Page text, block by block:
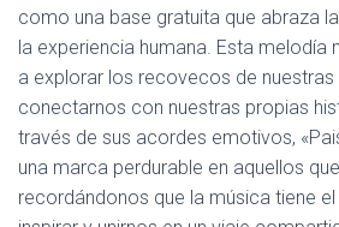
como una base gratuita que abraza
la experiencia humana. Esta melodía
a explorar los recovecos de
conectarnos con nuestras propias
través de sus acordes emotivos,
una marca perdurable en aquellos
recordándonos que la música tiene